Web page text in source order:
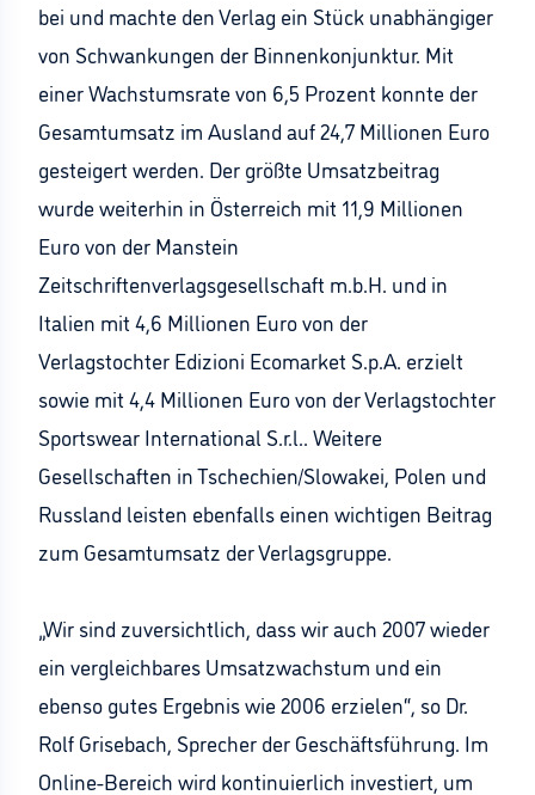
bei und machte den Verlag ein Stück unabhängiger
von Schwankungen der Binnenkonjunktur. Mit
einer Wachstumsrate von 6,5 Prozent konnte der
Gesamtumsatz im Ausland auf 24,7 Millionen Euro
gesteigert werden. Der größte Umsatzbeitrag
wurde weiterhin in Österreich mit 11,9 Millionen
Euro von der Manstein
Zeitschriftenverlagsgesellschaft m.b.H. und in
Italien mit 4,6 Millionen Euro von der
Verlagstochter Edizioni Ecomarket S.p.A. erzielt
sowie mit 4,4 Millionen Euro von der Verlagstochter
Sportswear International S.r.l.. Weitere
Gesellschaften in Tschechien/Slowakei, Polen und
Russland leisten ebenfalls einen wichtigen Beitrag
zum Gesamtumsatz der Verlagsgruppe.
„Wir sind zuversichtlich, dass wir auch 2007 wieder
ein vergleichbares Umsatzwachstum und ein
ebenso gutes Ergebnis wie 2006 erzielen“, so Dr.
Rolf Grisebach, Sprecher der Geschäftsführung. Im
Online-Bereich wird kontinuierlich investiert, um